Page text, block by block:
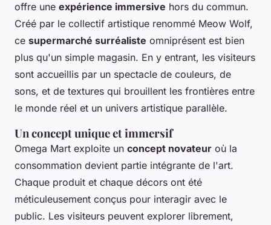
offre une expérience immersive hors du commun.
Créé par le collectif artistique renommé Meow Wolf,
ce supermarché surréaliste omniprésent est bien
plus qu'un simple magasin. En y entrant, les visiteurs
sont accueillis par un spectacle de couleurs, de
sons, et de textures qui brouillent les frontières entre
le monde réel et un univers artistique parallèle.
Un concept unique et immersif
Omega Mart exploite un concept novateur où la
consommation devient partie intégrante de l'art.
Chaque produit et chaque décors ont été
méticuleusement conçus pour interagir avec le
public. Les visiteurs peuvent explorer librement,